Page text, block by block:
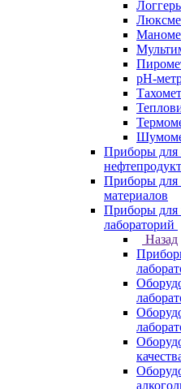
pH-
Приборы для
Приборы для
материалов
Приборы
лабораторий
Назад